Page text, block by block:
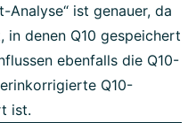
Analyse“ ist genauer, da
in denen Q10 gespeichert
ebenfalls die Q10-
Q10-
ist.